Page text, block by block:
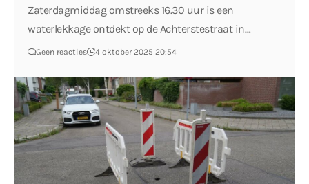
Zaterdagmiddag omstreeks 16.30 uur is een
waterlekkage ontdekt op de Achterstestraat in…
Geen reacties 4 oktober 2025 20:54